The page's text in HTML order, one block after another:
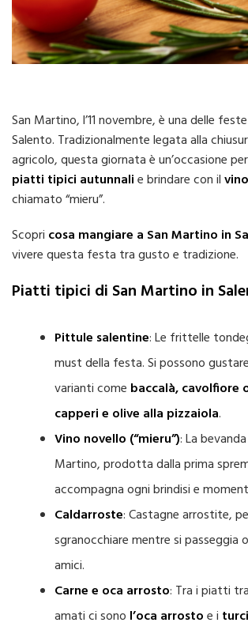
San Martino, l’11 novembre, è una delle
Salento. Tradizionalmente legata alla
agricolo, questa giornata è un’occasione per
piatti tipici autunnalie brindare con il
chiamato “mieru”.
Scopri cosa mangiare a San Martino in
vivere questa festa tra gusto e tradizione.
Piatti tipici di San Martino in
Pittule salentine: Le frittelle
must della festa. Si possono
varianti come baccalà, cavolfiore
capperi e olive alla pizzaiola.
Vino novello (“mieru”): La
Martino, prodotta dalla prima
accompagna ogni brindisi e
Caldarroste: Castagne arrostite,
sgranocchiare mentre si passeggia
amici.
Carne e oca arrosto: Tra i piatti
amati ci sono l’oca arrostoe i